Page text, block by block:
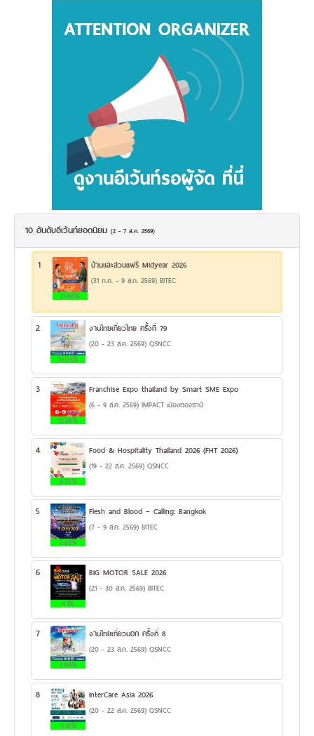
10 อันดับอีเว้นท์ยอดนิยม (2 - 7 ส.ค. 2569)
1
21.86%
บ้านและสวนแฟร์ Midyear 2026
(31 ก.ค. - 9 ส.ค. 2569) BITEC
2
14.04%
งานไทยเที่ยวไทย ครั้งที่ 79
(20 - 23 ส.ค. 2569) QSNCC
3
12.68%
Franchise Expo thailand by Smart SME Expo
(6 - 9 ส.ค. 2569) IMPACT เมืองทองธานี
4
6.75%
Food & Hospitality Thailand 2026 (FHT 2026)
(19 - 22 ส.ค. 2569) QSNCC
5
5.82%
Flesh and Blood – Calling: Bangkok
(7 - 9 ส.ค. 2569) BITEC
6
4.1%
BIG MOTOR SALE 2026
(21 - 30 ส.ค. 2569) BITEC
7
3.84%
งานไทยเที่ยวนอก ครั้งที่ 8
(20 - 23 ส.ค. 2569) QSNCC
8
3.18%
InterCare Asia 2026
(20 - 22 ส.ค. 2569) QSNCC